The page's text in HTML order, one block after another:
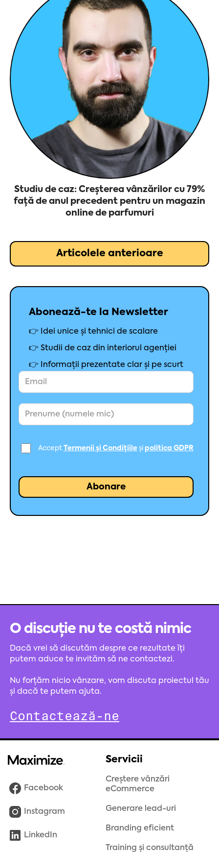
Studiu de caz: Creșterea vânzărilor cu 79%
față de anul precedent pentru un magazin
online de parfumuri
Articolele anterioare
Abonează-te la Newsletter
👉 Idei unice și tehnici de scalare
👉 Studii de caz din interiorul agenției
👉 Informații prezentate clar și pe scurt
Accept Termenii și Condițiile și politica GDPR
O discuție nu te costă nimic
Dacă vrei să discutăm despre ce rezultate îți
putem aduce te invităm să ne contactezi.
Nu forțăm nicio vânzare, vom discuta proiectul tău
și dacă te putem ajuta.
Contactează-ne
Facebook
Instagram
LinkedIn
Servicii
Creștere vânzări
eCommerce
Generare lead-uri
Branding eficient
Training și consultanță